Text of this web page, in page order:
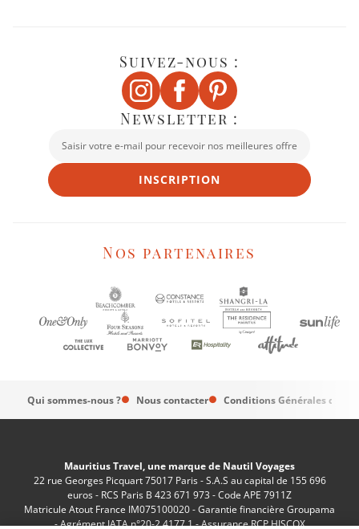
Suivez-nous :
Newsletter :
INSCRIPTION
Nos partenaires
Qui sommes-nous ? Nous contacter Conditions Générales de
Mauritius Travel, une marque de Nautil Voyages
22 rue Georges Picquart 75017 Paris - S.A.S au capital de 155 696
euros - RCS Paris B 423 671 973 - Code APE 7911Z
Matricule Atout France IM075100020 - Garantie financière Groupama
- Agrément IATA n°20-2 4177 1 - Assurance RCP HISCOX